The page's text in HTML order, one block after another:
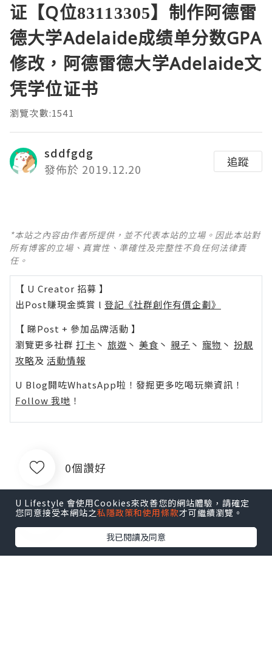
证【Q位83113305】制作阿德雷
德大学Adelaide成绩单分数GPA
修改，阿德雷德大学Adelaide文
凭学位证书
瀏覽次數:1541
sddfgdg
發佈於 2019.12.20
追蹤
*本站之內容由作者所提供，並不代表本站的立場。因此本站對
所有博客的立場、真實性、準確性及完整性不負任何法律責
任。
【 U Creator 招募 】
出Post賺現金獎賞 l 登記《社群創作有價企劃》
【 睇Post + 參加品牌活動 】
瀏覽更多社群 打卡 丶 旅遊 丶 美食 丶 親子 丶 寵物 丶 扮靚
攻略及 活動情報
U Blog開咗WhatsApp啦！發掘更多吃喝玩樂資訊！
Follow 我哋 ！
0個讚好
收藏
U Lifestyle 會使用Cookies來改善您的網站體驗，請確定
您同意接受本網站之私隱政策和使用條款才可繼續瀏覽。
我已閱讀及同意